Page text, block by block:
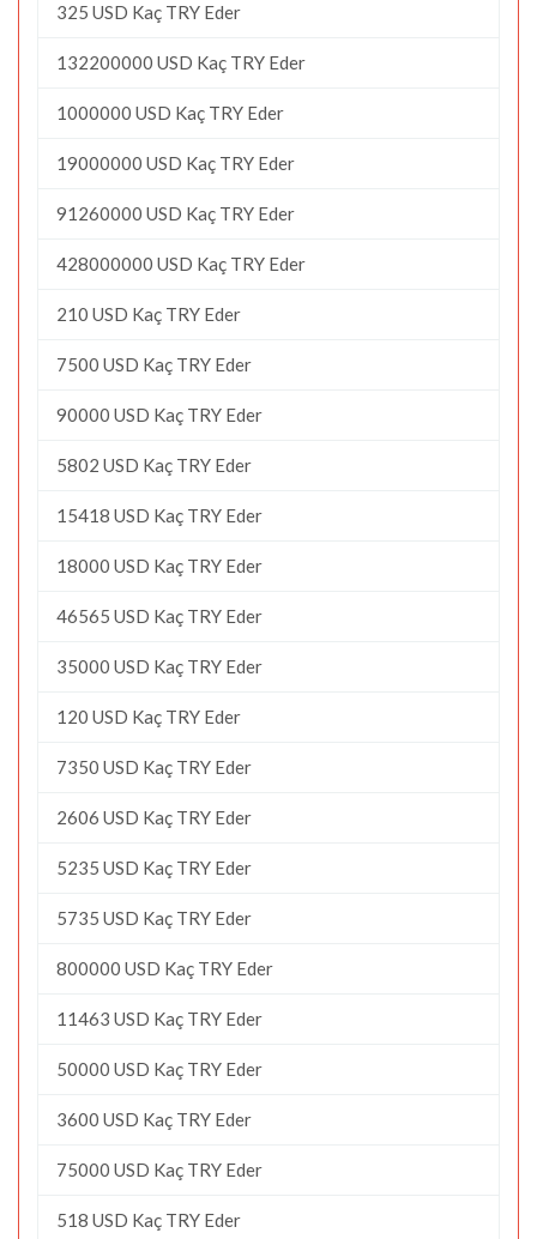
325 USD Kaç TRY Eder
132200000 USD Kaç TRY Eder
1000000 USD Kaç TRY Eder
19000000 USD Kaç TRY Eder
91260000 USD Kaç TRY Eder
428000000 USD Kaç TRY Eder
210 USD Kaç TRY Eder
7500 USD Kaç TRY Eder
90000 USD Kaç TRY Eder
5802 USD Kaç TRY Eder
15418 USD Kaç TRY Eder
18000 USD Kaç TRY Eder
46565 USD Kaç TRY Eder
35000 USD Kaç TRY Eder
120 USD Kaç TRY Eder
7350 USD Kaç TRY Eder
2606 USD Kaç TRY Eder
5235 USD Kaç TRY Eder
5735 USD Kaç TRY Eder
800000 USD Kaç TRY Eder
11463 USD Kaç TRY Eder
50000 USD Kaç TRY Eder
3600 USD Kaç TRY Eder
75000 USD Kaç TRY Eder
518 USD Kaç TRY Eder